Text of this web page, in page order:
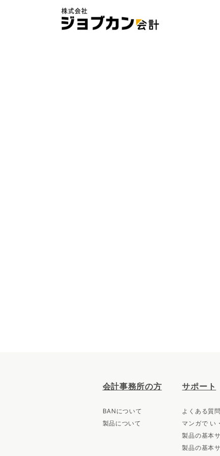
会計事務所の方
BANについて
製品について
サポート
よくある質
マンガで い
製品の基本
製品の基本